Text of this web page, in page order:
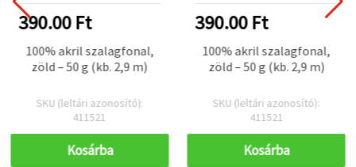
390.00 Ft
100% akril szalagfonal,
zöld – 50 g (kb. 2,9 m)
SKU (leltári azonosító):
411521
Kosárba
390.00 Ft
100% akril szalagfonal,
zöld – 50 g (kb. 2,9 m)
SKU (leltári azonosító):
411521
Kosárba